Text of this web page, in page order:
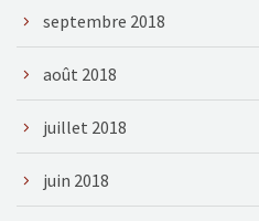
septembre 2018
août 2018
juillet 2018
juin 2018